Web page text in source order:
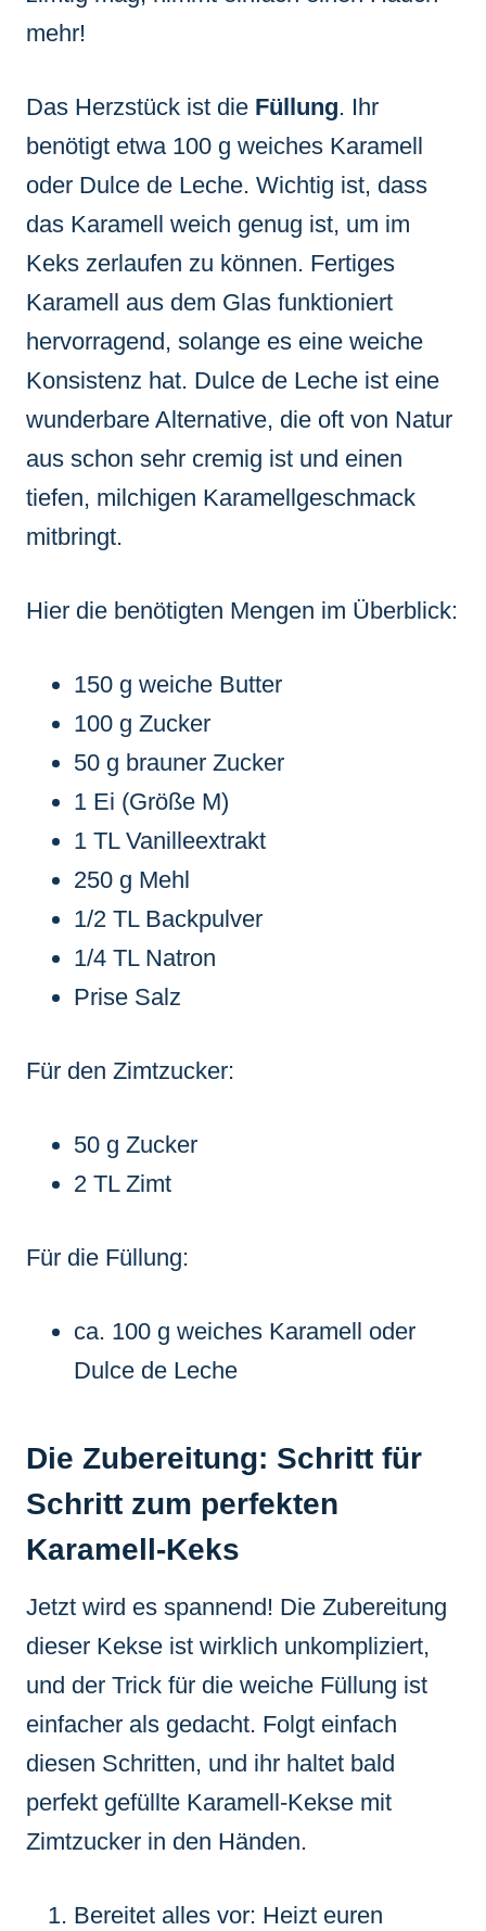
mehr!
Das Herzstück ist die Füllung. Ihr
benötigt etwa 100 g weiches Karamell
oder Dulce de Leche. Wichtig ist, dass
das Karamell weich genug ist, um im
Keks zerlaufen zu können. Fertiges
Karamell aus dem Glas funktioniert
hervorragend, solange es eine weiche
Konsistenz hat. Dulce de Leche ist eine
wunderbare Alternative, die oft von Natur
aus schon sehr cremig ist und einen
tiefen, milchigen Karamellgeschmack
mitbringt.
Hier die benötigten Mengen im Überblick:
150 g weiche Butter
100 g Zucker
50 g brauner Zucker
1 Ei (Größe M)
1 TL Vanilleextrakt
250 g Mehl
1/2 TL Backpulver
1/4 TL Natron
Prise Salz
Für den Zimtzucker:
50 g Zucker
2 TL Zimt
Für die Füllung:
ca. 100 g weiches Karamell oder
Dulce de Leche
Die Zubereitung: Schritt für
Schritt zum perfekten
Karamell-Keks
Jetzt wird es spannend! Die Zubereitung
dieser Kekse ist wirklich unkompliziert,
und der Trick für die weiche Füllung ist
einfacher als gedacht. Folgt einfach
diesen Schritten, und ihr haltet bald
perfekt gefüllte Karamell-Kekse mit
Zimtzucker in den Händen.
Bereitet alles vor: Heizt euren